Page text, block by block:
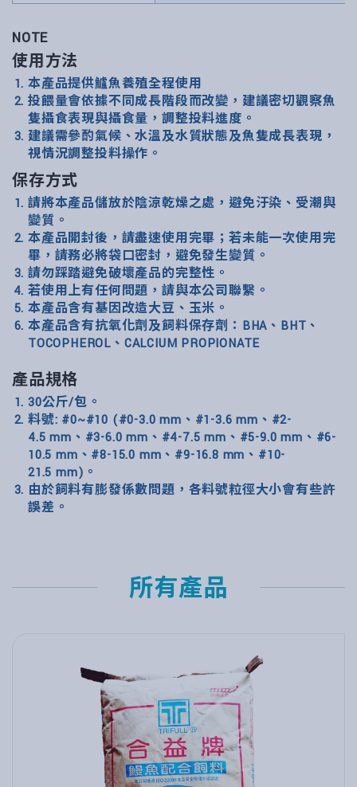
NOTE
使用方法
本產品提供鱸魚養殖全程使用
投餵量會依據不同成長階段而改變，建議密切觀察魚
隻攝食表現與攝食量，調整投料進度。
建議需參酌氣候、水溫及水質狀態及魚隻成長表現，
視情況調整投料操作。
保存方式
請將本產品儲放於陰涼乾燥之處，避免汙染、受潮與
變質。
本產品開封後，請盡速使用完畢；若未能一次使用完
畢，請務必將袋口密封，避免發生變質。
請勿踩踏避免破壞產品的完整性。
若使用上有任何問題，請與本公司聯繫。
本產品含有基因改造大豆、玉米。
本產品含有抗氧化劑及飼料保存劑：BHA、BHT、
TOCOPHEROL、CALCIUM PROPIONATE
產品規格
30公斤/包。
料號: #0~#10 (#0-3.0 mm、#1-3.6 mm、#2-
4.5 mm、#3-6.0 mm、#4-7.5 mm、#5-9.0 mm、#6-
10.5 mm、#8-15.0 mm、#9-16.8 mm、#10-
21.5 mm)。
由於飼料有膨發係數問題，各料號粒徑大小會有些許
誤差。
所有產品